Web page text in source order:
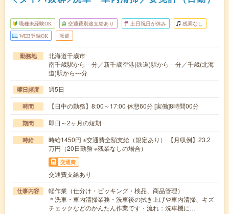
職種未経験OK 交通費別途支給あり 土日祝日が休み 残業なし
WEB登録OK 派遣
勤務地
北海道千歳市
南千歳駅から---分／新千歳空港(鉄道)駅から---分／千歳(北海
道)駅から---分
曜日頻度 週5日
時間 【日中の勤務】8:00～17:00 休憩60分 [実働]8時間00分
期間 即日～2ヶ月の短期
時給
時給1450円 ※交通費全額支給（規定あり） 【月収例】23.2
万円（20日勤務 ※残業なしの場合）
交通費
交通費支給あり
仕事内容
軽作業（仕分け・ピッキング・検品、商品管理）
＊洗車・車内清掃業務・洗車後の拭き上げや車内清掃、キズ
チェックなどのかんたん作業です・流れ：洗車機に…